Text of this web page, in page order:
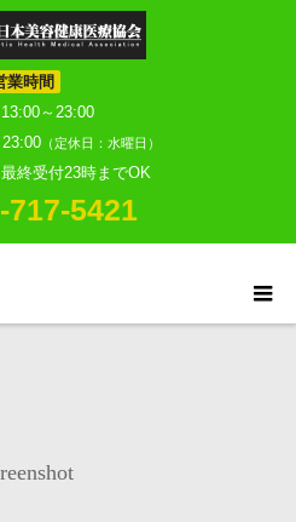
業時間
13:00～23:00
（定休日：水曜日）
終受付23時までOK
717-5421